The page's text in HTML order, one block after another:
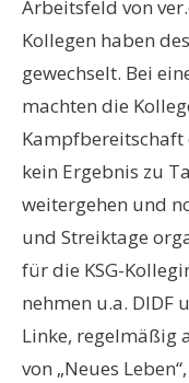
Arbeitsfeld von
Kollegen haben
gewechselt. Bei
machten die
kein Ergebnis zu
weitergehen und
und Streiktage
für die KSG-
nehmen u.a. DIDF
Linke, regelmäßig
von „Neues